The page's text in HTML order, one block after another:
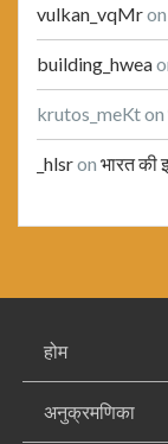
vulkan_vqMron
building_hwea
krutos_meKton
_hlsron भारत की
होम
अनुक्रमणिका